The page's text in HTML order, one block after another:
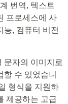
번역, 텍스트
프로세스에 사
능, 컴퓨터 비전
문자의 이미지로
수 있었습니
형식을 지원하
제공하는 고급